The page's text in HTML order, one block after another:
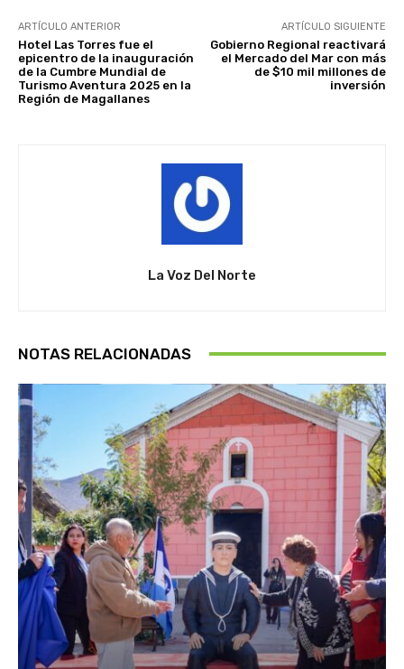
ARTÍCULO ANTERIOR
Hotel Las Torres fue el
epicentro de la inauguración
de la Cumbre Mundial de
Turismo Aventura 2025 en la
Región de Magallanes
ARTÍCULO SIGUIENTE
Gobierno Regional reactivará
el Mercado del Mar con más
de $10 mil millones de
inversión
La Voz Del Norte
NOTAS RELACIONADAS